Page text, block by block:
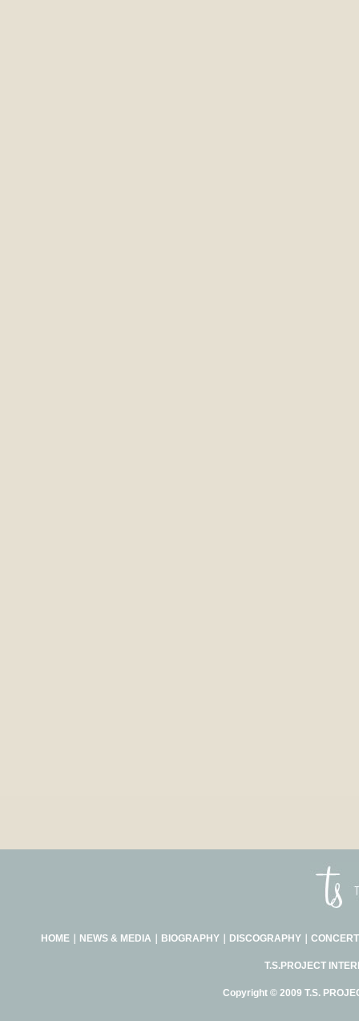
HOME｜ NEWS & MEDIA BIOGRAPHY｜ DISCOGRAPHY｜
T.S.PROJECT
Copyright © 2009 T.S.